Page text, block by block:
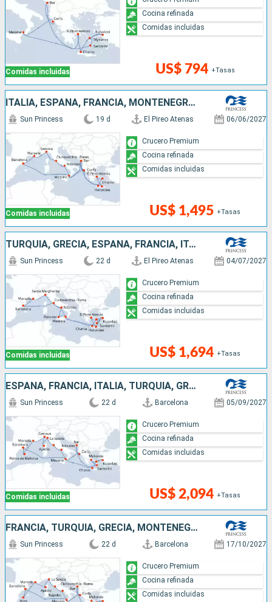
Comidas incluidas US$ 794 +Tasas
Cocina refinada
Comidas incluidas
ITALIA, ESPAÑA, FRANCIA, MONTENEGRO, GRECIA
Comidas incluidas
Sun Princess 19 d El Pireo Atenas 06/06/2027
US$ 1,495 +Tasas
Crucero Premium
Cocina refinada
Comidas incluidas
TURQUÍA, GRECIA, ESPAÑA, FRANCIA, ITALIA
Comidas incluidas
Sun Princess 22 d El Pireo Atenas 04/07/2027
US$ 1,694 +Tasas
Crucero Premium
Cocina refinada
Comidas incluidas
ESPAÑA, FRANCIA, ITALIA, TURQUÍA, GRECIA, MONTENEGRO
Comidas incluidas
Sun Princess 22 d Barcelona 05/09/2027
US$ 2,094 +Tasas
Crucero Premium
Cocina refinada
Comidas incluidas
FRANCIA, TURQUÍA, GRECIA, MONTENEGRO, ITALIA, ESPAÑA
Sun Princess 22 d Barcelona 17/10/2027
Crucero Premium
Cocina refinada
Comidas incluidas